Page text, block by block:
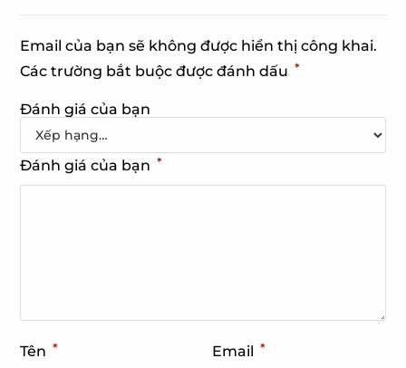
Email của bạn sẽ không được hiển thị công khai.
Các trường bắt buộc được đánh dấu *
Đánh giá của bạn
Đánh giá của bạn *
Tên * Email *